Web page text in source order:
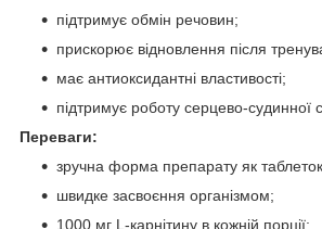
підтримує обмін речовин;
прискорює відновлення після
має антиоксидантні властивості;
підтримує роботу серцево-судинної
Переваги:
зручна форма препарату як
швидке засвоєння організмом;
1000 мг L-карнітину в кожній порції;